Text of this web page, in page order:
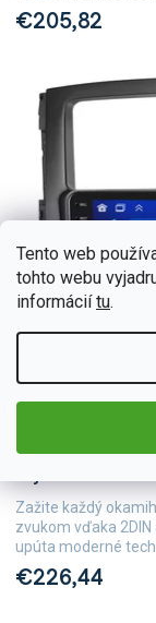
Tento web
tohto webu
informáciítu.
€205,82
Bmode 2DIN
Pajero IV
€226,44
Zažite každý
zvukom vďaka
upúta moderné